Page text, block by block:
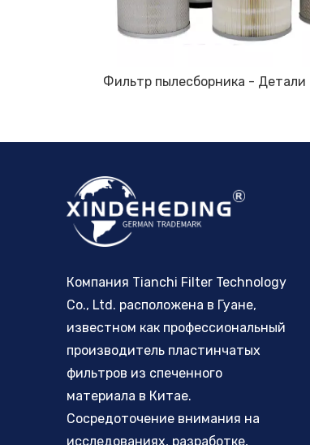
Компания Tianchi Filter Technology
Co., Ltd. расположена в Гуане,
известном как профессиональный
производитель пластинчатых
фильтров из спеченного
материала в Китае.
Сосредоточение внимания на
исследованиях, разработке,